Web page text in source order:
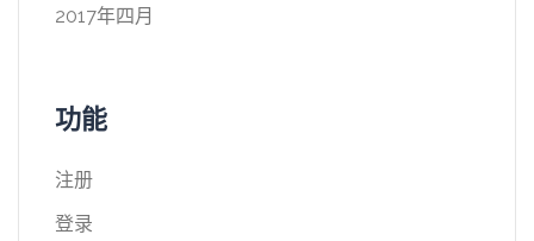
2017年四月
功能
注册
登录